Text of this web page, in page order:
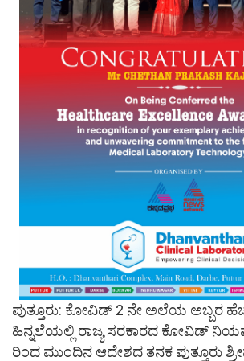
ಪುತ್ತೂರು: ಕೋವಿಡ್ 2 ನೇ ಅಲೆಯ ಅಬ್ಬರ
ಹಿನ್ನಲೆಯಲ್ಲಿ ರಾಜ್ಯ ಸರಕಾರದ ಕೋವಿಡ್
ರಿಂದ ಮುಂದಿನ ಆದೇಶದ ತನಕ ಪುತ್ತೂರು